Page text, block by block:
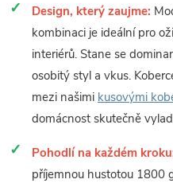
Design, který zaujme:
kombinaci je ideální pro
interiérů. Stane se
osobitý styl a vkus.
mezi našimi kusovými
domácnost skutečně
Pohodlí na každém
příjemnou hustotou 1800